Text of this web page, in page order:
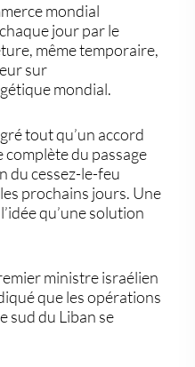
mondial
jour par le
même temporaire,
sur
mondial.
tout qu’un accord
du passage
du cessez-le-feu
prochains jours. Une
qu’une solution
ministre israélien
que les opérations
sud du Liban se